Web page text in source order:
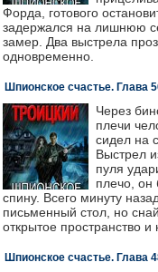
Форда, готового
задержался на лишнюю
замер. Два выстрела
одновременно.
Шпионское счастье. Глава
Через
плечи
сидел на
Выстрел
пуля
плечо, он
спину. Всего минуту
письменный стол, но
открытое пространство и
Шпионское счастье. Глава